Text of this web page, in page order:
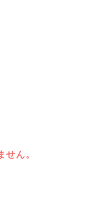
ん。